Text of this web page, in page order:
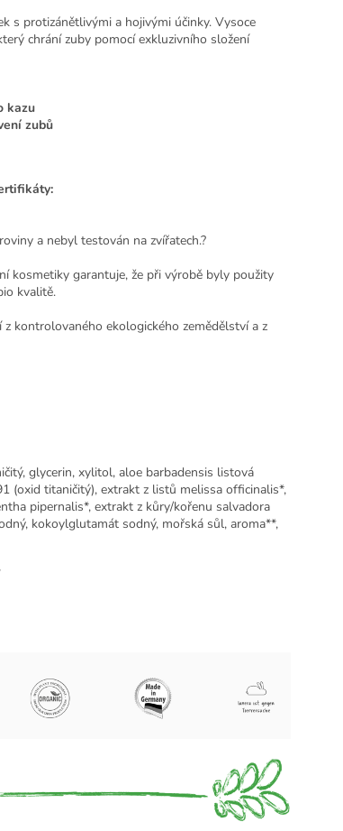
s protizánětlivými a hojivými účinky. Vysoce
chrání zuby pomocí exkluzivního složení
kazu
zubů
a nebyl testován na zvířatech.?
kosmetiky garantuje, že při výrobě byly použity
kvalitě.
kontrolovaného ekologického zemědělství a z
glycerin, xylitol, aloe barbadensis listová
(oxid titaničitý), extrakt z listů melissa officinalis*,
pipernalis*, extrakt z kůry/kořenu salvadora
kokoylglutamát sodný, mořská sůl, aroma**,